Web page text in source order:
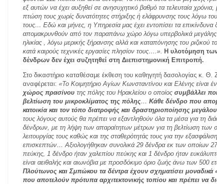
εξ αυτών να έχει αυξηθεί σε ανησυχητικό βαθμό τα τελευταία χρόνια,
πτώση τους χωρίς δυνατότητες στήριξης ή ελάφρυνσης τους λόγω
τους… Εδώ και μήνες, η Υπηρεσία μας έχει εντοπίσει τα
απομακρυνθούν από τον παραπάνω χώρο λόγω υπερβολικά μεγάλης
ηλικίας , λόγω μερικής ξήρανσης αλλά και καταπόνησης του ριζικού
κατά καιρούς τεχνικές εργασίες πλησίον τους….» Η υλοτόμηση
δένδρων δεν έχει συζητηθεί στη Διεπιστημονική Επιτροπή.
Στο δικαστήριο καταθέσαμε έκθεση του καθηγητή δασολογίας κ. Θ.
αναφέρεται: «Το Κοιμητήριο Αγίων Κωνσταντίνου και Ελένης είναι
χώρος πρασίνου της πόλης του Ηρακλείου ο οποίος συμβάλλει
βελτίωση του μικροκλίματος της πόλης… Κάθε δένδρο που
κατοικία και τον τόπο διατροφής και δραστηριοποίησης
τους λόγους αυτούς θα πρέπει να εξαντληθούν όλα τα μέσα για τη
δένδρων, με τη λήψη των απαραίτητων μέτρων για τη βελτίωση των
λειτουργίας τους καθώς και της σταθερότητάς τους για την
επισκεπτών… Αξιολογήθηκαν συνολικά 29 δένδρα εκ των οποίων 27
πεύκης, 1 δένδρο ήταν χαλεπίου πεύκης και 1 δένδρο ήταν
είναι αειθαλής και αιωνόβια με προσδόκιμο όριο ζωής άνω των 500
Πλούτωνος και Σμπώκου τα δέντρα έχουν σχηματίσει μοναδικά
που αποτελούν πρότυπα αρχιτεκτονικής τοπίου και πρέπει να